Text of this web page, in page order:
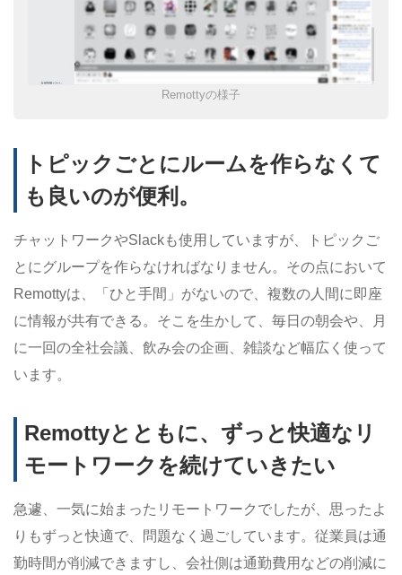
Remottyの様子
トピックごとにルームを作らなくて
も良いのが便利。
チャットワークやSlackも使用していますが、トピックご
とにグループを作らなければなりません。その点において
Remottyは、「ひと手間」がないので、複数の人間に即座
に情報が共有できる。そこを生かして、毎日の朝会や、月
に一回の全社会議、飲み会の企画、雑談など幅広く使って
います。
Remottyとともに、ずっと快適なリ
モートワークを続けていきたい
急遽、一気に始まったリモートワークでしたが、思ったよ
りもずっと快適で、問題なく過ごしています。従業員は通
勤時間が削減できますし、会社側は通勤費用などの削減に